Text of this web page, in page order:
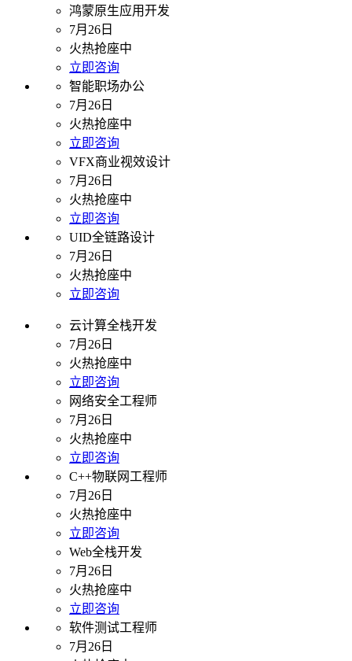
鸿蒙原生应用开发
7月26日
火热抢座中
立即咨询
智能职场办公
7月26日
火热抢座中
立即咨询
VFX商业视效设计
7月26日
火热抢座中
立即咨询
UID全链路设计
7月26日
火热抢座中
立即咨询
云计算全栈开发
7月26日
火热抢座中
立即咨询
网络安全工程师
7月26日
火热抢座中
立即咨询
C++物联网工程师
7月26日
火热抢座中
立即咨询
Web全栈开发
7月26日
火热抢座中
立即咨询
软件测试工程师
7月26日